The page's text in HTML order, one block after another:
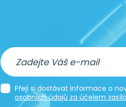
Přeji si dostávat informace o
osobních údajů za účelem